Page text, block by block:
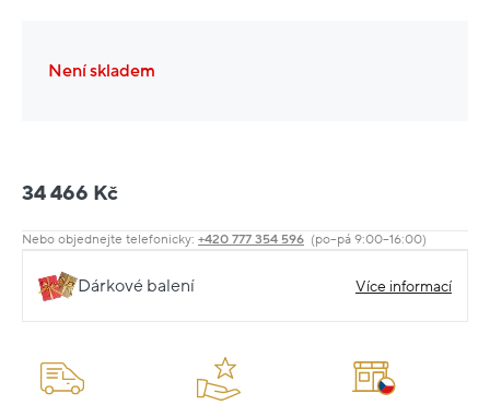
Není skladem
34 466 Kč
Nebo objednejte telefonicky: +420 777 354 596 (po–pá 9:00–16:00)
Dárkové balení Více informací